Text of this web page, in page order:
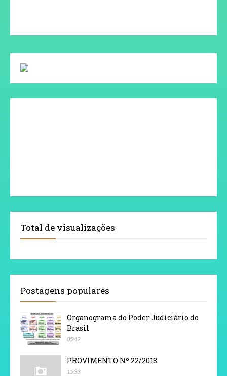
Total de visualizações
Postagens populares
Organograma do Poder Judiciário do
Brasil
05:42
PROVIMENTO Nº 22/2018
15:33